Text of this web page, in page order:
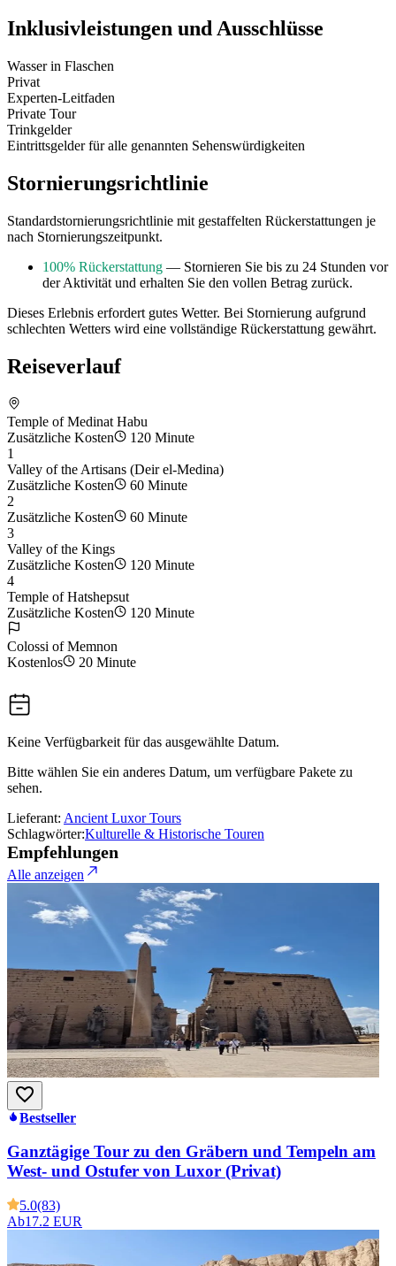
Inklusivleistungen und Ausschlüsse
Wasser in Flaschen
Privat
Experten-Leitfaden
Private Tour
Trinkgelder
Eintrittsgelder für alle genannten Sehenswürdigkeiten
Stornierungsrichtlinie
Standardstornierungsrichtlinie mit gestaffelten Rückerstattungen je
nach Stornierungszeitpunkt.
100% Rückerstattung — Stornieren Sie bis zu 24 Stunden vor
der Aktivität und erhalten Sie den vollen Betrag zurück.
Dieses Erlebnis erfordert gutes Wetter. Bei Stornierung aufgrund
schlechten Wetters wird eine vollständige Rückerstattung gewährt.
Reiseverlauf
Temple of Medinat Habu
Zusätzliche Kosten
120 Minute
1
Valley of the Artisans (Deir el-Medina)
Zusätzliche Kosten
60 Minute
2
Zusätzliche Kosten
60 Minute
3
Valley of the Kings
Zusätzliche Kosten
120 Minute
4
Temple of Hatshepsut
Zusätzliche Kosten
120 Minute
Colossi of Memnon
Kostenlos
20 Minute
Keine Verfügbarkeit für das ausgewählte Datum.
Bitte wählen Sie ein anderes Datum, um verfügbare Pakete zu
sehen.
Lieferant: Ancient Luxor Tours
Schlagwörter:Kulturelle & Historische Touren
Empfehlungen
Alle anzeigen
Bestseller
Ganztägige Tour zu den Gräbern und Tempeln am
West- und Ostufer von Luxor (Privat)
5.0(83)
Ab17.2 EUR